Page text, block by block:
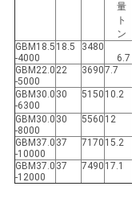
地
図
プ
ラ
イ
量
ト
ン
GBM18.5
-4000
18.5
3480
6.7
GBM22.0
-5000
22 36907.7
GBM30.0
-6300
30 5150 10.2
GBM30.0
-8000
30 5560 12
GBM37.0
-10000
37 7170 15.2
GBM37.0
-12000
37 7490 17.1